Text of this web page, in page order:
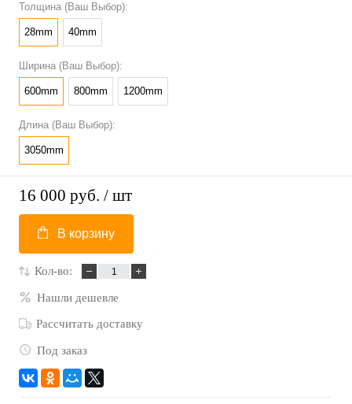
Толщина (Ваш Выбор):
28mm 40mm
Ширина (Ваш Выбор):
600mm 800mm 1200mm
Длина (Ваш Выбор):
3050mm
16 000 руб. / шт
В корзину
Кол-во:
Нашли дешевле
Рассчитать доставку
Под заказ